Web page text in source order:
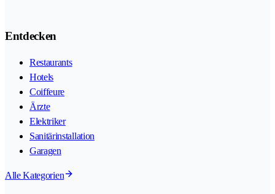
Entdecken
Restaurants
Hotels
Coiffeure
Ärzte
Elektriker
Sanitärinstallation
Garagen
Alle Kategorien